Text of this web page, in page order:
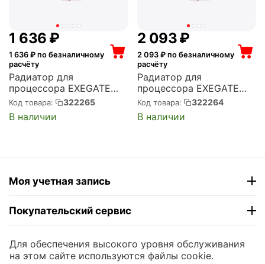
1 636 ₽
1 636 ₽ по безналичному
расчёту
Радиатор для
процессора EXEGATE
Socket 775, 115x/1200,
TDP 100 Вт, медный, на
винтах, с термопастой,
Код товара: 322265
В наличии
2 093₽
2 093₽ по безналичному
расчёту
Радиатор для
процессора EXEGATE
Socket 2011/2066, TDP
100 Вт, медный, на
винтах, с термопастой,
Код товара: 322264
В наличии
Моя учетная запись
Покупательский сервис
Контакты
Для обеспечения высокого уровня обслуживания
на этом сайте используются файлы cookie.